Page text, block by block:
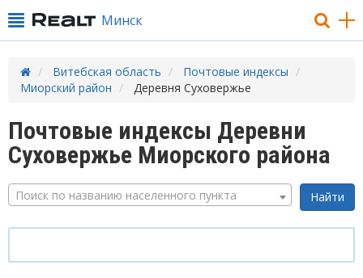
Минск
Витебская область
Почтовые индексы
Миорский район
Деревня Суховержье
Почтовые индексы Деревни
Суховержье Миорского района
Поиск по названию населенного пункта